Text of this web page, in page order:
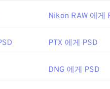
않습니다. 이를 해결하기 위
많습니다. 대부분의 경우 손
Nikon RAW 에게
PTX 에게 PSD
DNG 에게 PSD